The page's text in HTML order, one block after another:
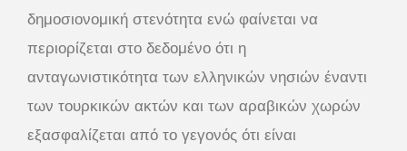
δημοσιονομική στενότητα ενώ φαίνεται να
περιορίζεται στο δεδομένο ότι η
ανταγωνιστικότητα των ελληνικών νησιών έναντι
των τουρκικών ακτών και των αραβικών χωρών
εξασφαλίζεται από το γεγονός ότι είναι